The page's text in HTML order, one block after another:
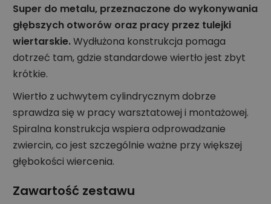
Super do metalu, przeznaczone do wykonywania
głębszych otworów oraz pracy przez tulejki
wiertarskie.Wydłużona konstrukcja pomaga
dotrzeć tam, gdzie standardowe wiertło jest zbyt
krótkie.
Wiertło z uchwytem cylindrycznym dobrze
sprawdza się w pracy warsztatowej i montażowej.
Spiralna konstrukcja wspiera odprowadzanie
zwiercin, co jest szczególnie ważne przy większej
głębokości wiercenia.
Zawartość zestawu